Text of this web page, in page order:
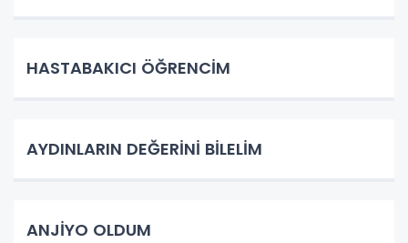
HASTABAKICI ÖĞRENCİM
AYDINLARIN DEĞERİNİ BİLELİM
ANJİYO OLDUM